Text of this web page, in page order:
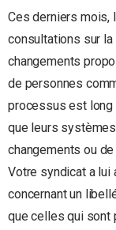
Ces derniers mois,
consultations sur
changements
de personnes
processus est
que leurs
changements ou
Votre syndicat a
concernant un
que celles qui sont